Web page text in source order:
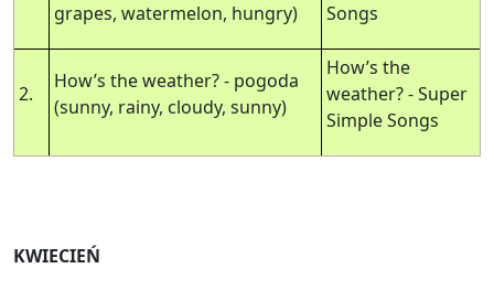
grapes, watermelon, hungry)
Songs
2.
How’s the weather? - pogoda
(sunny, rainy, cloudy, sunny)
How’s the
weather? - Super
Simple Songs
KWIECIEŃ